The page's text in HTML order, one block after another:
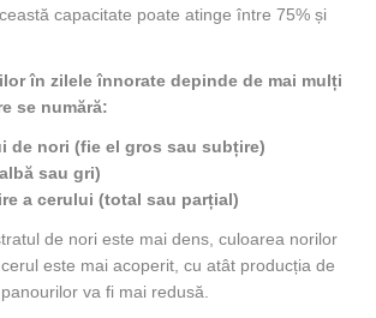
capacitate poate atinge între 75% și
în zilele înnorate depinde de mai mulți
se numără:
de nori (fie el gros sau subțire)
sau gri)
a cerului (total sau parțial)
de nori este mai dens, culoarea norilor
este mai acoperit, cu atât producția de
va fi mai redusă.